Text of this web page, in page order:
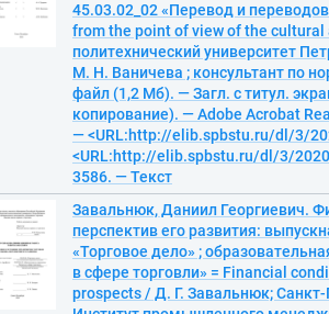
45.03.02_02 «Перевод и
from the point of view of the
политехнический университет
М. Н. Ваничева ; консультант по
файл (1,2 Мб). — Загл. с титул.
копирование). — Adobe Acrobat
— <URL:http://elib.spbstu.ru/dl/3/
<URL:http://elib.spbstu.ru/dl/3/
3586. — Текст
Завальнюк, Даниил Георгиевич.
перспектив его развития:
«Торговое дело» ;
в сфере торговли» = Financial
prospects / Д. Г. Завальнюк; Санкт-